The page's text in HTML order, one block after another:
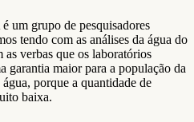
um grupo de pesquisadores
tendo com as análises da água do
verbas que os laboratórios
garantia maior para a população da
porque a quantidade de
baixa.